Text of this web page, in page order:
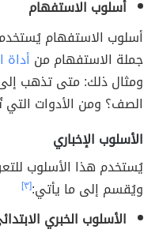
أسلوب الاستفهام
أسلوب الاستفهام
جملة الاستفهام من
ومثال ذلك: متى تذهب
الصف؟ ومن الأدوات
الأسلوب الإخباري
يُستخدم هذا الأسلوب
ويُقسم إلى ما يأتي:[٣]
الأسلوب الخبري